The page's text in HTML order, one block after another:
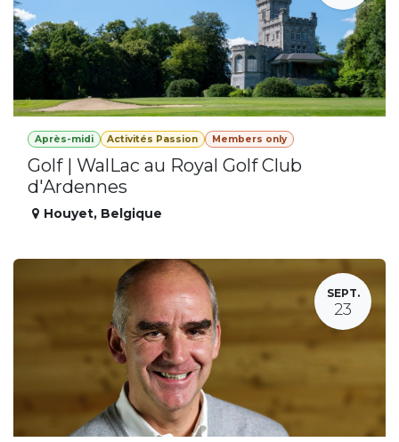
Après-midi Activités Passion Members only
Golf | WalLac au Royal Golf Club
d'Ardennes
Houyet, Belgique
SEPT.
23